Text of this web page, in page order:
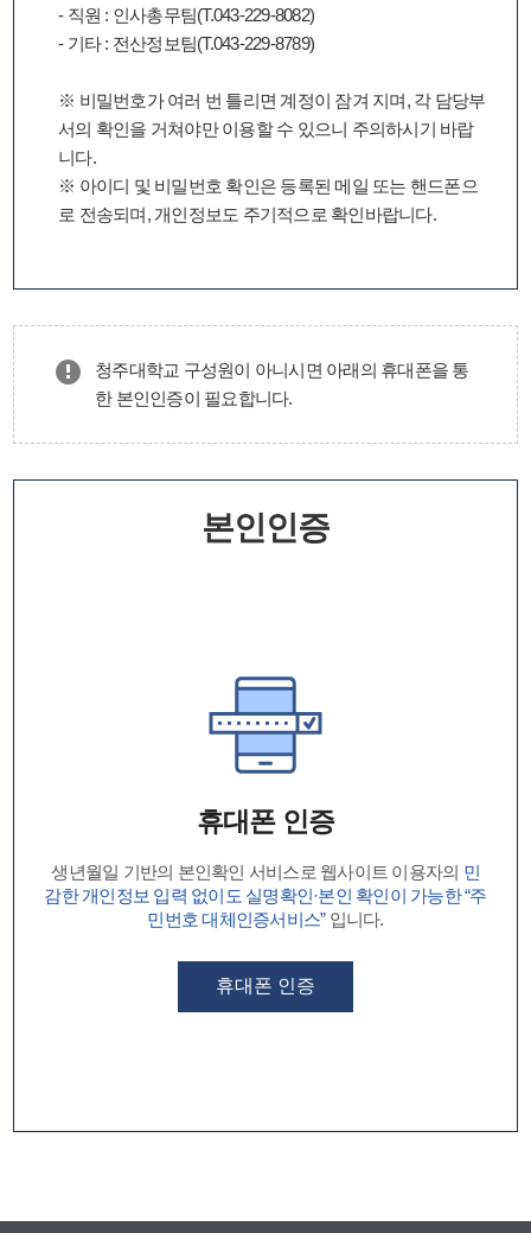
- 직원 : 인사총무팀(T.043-229-8082)
- 기타 : 전산정보팀(T.043-229-8789)
※ 비밀번호가 여러 번 틀리면 계정이 잠겨 지며, 각 담당부
서의 확인을 거쳐야만 이용할 수 있으니 주의하시기 바랍
니다.
※ 아이디 및 비밀번호 확인은 등록된 메일 또는 핸드폰으
로 전송되며, 개인정보도 주기적으로 확인바랍니다.
청주대학교 구성원이 아니시면 아래의 휴대폰을 통
한 본인인증이 필요합니다.
본인인증
휴대폰 인증
생년월일 기반의 본인확인 서비스로 웹사이트 이용자의 민
감한 개인정보 입력 없이도 실명확인·본인 확인이 가능한 “주
민번호 대체인증서비스”입니다.
휴대폰 인증